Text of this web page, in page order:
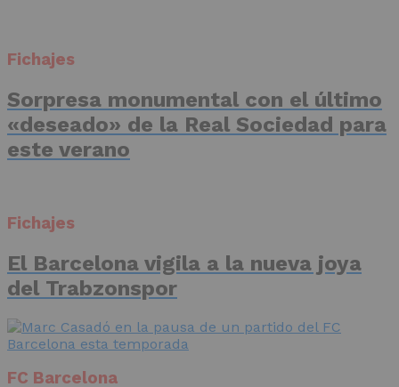
Fichajes
Sorpresa monumental con el último
«deseado» de la Real Sociedad para
este verano
Fichajes
El Barcelona vigila a la nueva joya
del Trabzonspor
FC Barcelona